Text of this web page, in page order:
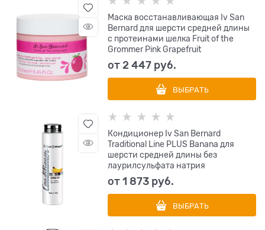
Маска восстанавливающая Iv San
Bernard для шерсти средней длины
с протеинами шелка Fruit of the
Grommer Pink Grapefruit
от2 447 руб.
ВЫБРАТЬ
Кондиционер Iv San Bernard
Traditional Line PLUS Banana для
шерсти средней длины без
лаурилсульфата натрия
от1 873 руб.
ВЫБРАТЬ